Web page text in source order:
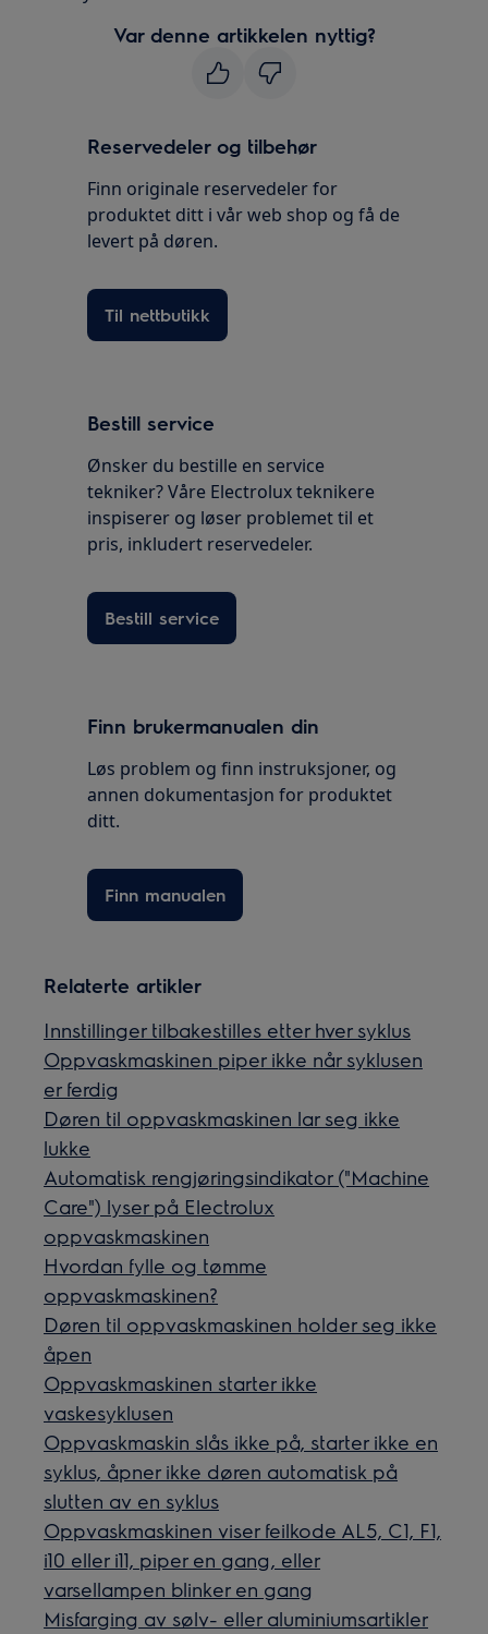
Var denne artikkelen nyttig?
Reservedeler og tilbehør
Finn originale reservedeler for
produktet ditt i vår web shop og få de
levert på døren.
Til nettbutikk
Bestill service
Ønsker du bestille en service
tekniker? Våre Electrolux teknikere
inspiserer og løser problemet til et
pris, inkludert reservedeler.
Bestill service
Finn brukermanualen din
Løs problem og finn instruksjoner, og
annen dokumentasjon for produktet
ditt.
Finn manualen
Relaterte artikler
Innstillinger tilbakestilles etter hver syklus
Oppvaskmaskinen piper ikke når syklusen
er ferdig
Døren til oppvaskmaskinen lar seg ikke
lukke
Automatisk rengjøringsindikator ("Machine
Care") lyser på Electrolux
oppvaskmaskinen
Hvordan fylle og tømme
oppvaskmaskinen?
Døren til oppvaskmaskinen holder seg ikke
åpen
Oppvaskmaskinen starter ikke
vaskesyklusen
Oppvaskmaskin slås ikke på, starter ikke en
syklus, åpner ikke døren automatisk på
slutten av en syklus
Oppvaskmaskinen viser feilkode AL5, C1, F1,
i10 eller i11, piper en gang, eller
varsellampen blinker en gang
Misfarging av sølv- eller aluminiumsartikler